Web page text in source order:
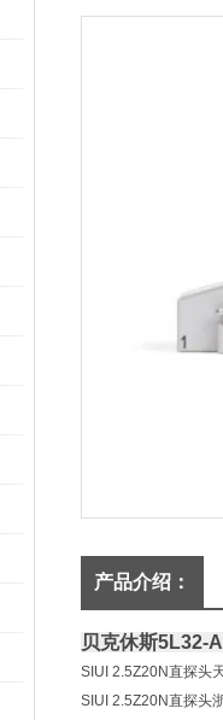
产品介绍：
贝克休斯5L32-
SIUI 2.5Z20N直探头
SIUI 2.5Z20N直探头